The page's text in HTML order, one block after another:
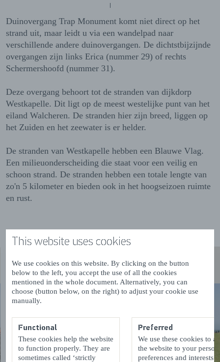
This website uses cookies
We use cookies on this website. By clicking on the button
below to the left, you accept the use of all the cookies
mentioned in the whole document. Alternatively, you can
choose (button below, on the right) to adjust your cookie use
manually.
Functional
These cookies help the website
to function properly. They are
sometimes called ‘strictly
Preferred
We use these cookies to
the website to your
preferences and interests.
Duinovergang Trap Monument komt niet direct op het
strand uit, maar leidt u via een wandelpad naar
verschillende andere duinovergangen. De dichtstbijzijnde
overgangen zijn links Erica (nummer 29) of rechts
Schermershoofd (nummer 31).
Deze overgang behoort tot de stranden van dijkdorp
Westkapelle. Dit ligt op de meest westelijke punt van het
eiland Walcheren. De stranden hier zijn breed, liggen op
het Zuiden en het zeewater is er helder.
De stranden van Westkapelle hebben een Blauwe Vlag.
Een milieuonderscheiding die staat voor een veilig en
schoon strand. De stranden hebben een totale lengte van
zo'n 5 kilometer en bieden ook in het hoogseizoen ruimte
en rust.